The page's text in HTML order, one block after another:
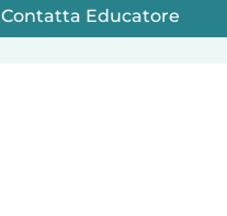
Contatta Educatore